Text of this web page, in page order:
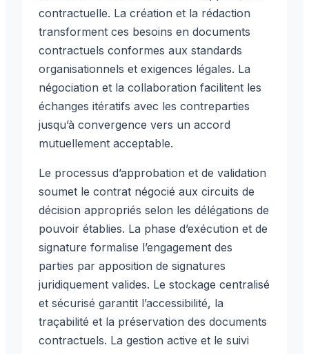
contractuelle. La création et la rédaction
transforment ces besoins en documents
contractuels conformes aux standards
organisationnels et exigences légales. La
négociation et la collaboration facilitent les
échanges itératifs avec les contreparties
jusqu’à convergence vers un accord
mutuellement acceptable.
Le processus d’approbation et de validation
soumet le contrat négocié aux circuits de
décision appropriés selon les délégations de
pouvoir établies. La phase d’exécution et de
signature formalise l’engagement des
parties par apposition de signatures
juridiquement valides. Le stockage centralisé
et sécurisé garantit l’accessibilité, la
traçabilité et la préservation des documents
contractuels. La gestion active et le suivi